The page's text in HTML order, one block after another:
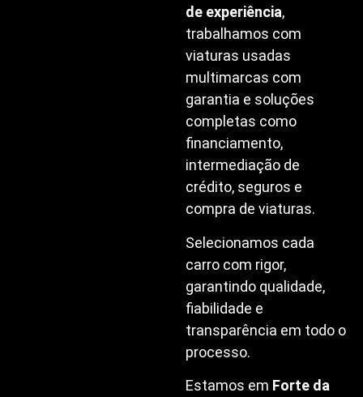
de experiência,
trabalhamos com
viaturas usadas
multimarcas com
garantia e soluções
completas como
financiamento,
intermediação de
crédito, seguros e
compra de viaturas.
Selecionamos cada
carro com rigor,
garantindo qualidade,
fiabilidade e
transparência em todo o
processo.
Estamos em Forte da